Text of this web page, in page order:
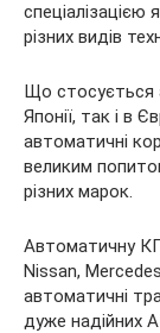
спеціалізацією
різних видів
Що стосується
Японії, так і в
автоматичні
великим
різних марок.
Автоматичну
Nissan,
автоматичні
дуже надійних